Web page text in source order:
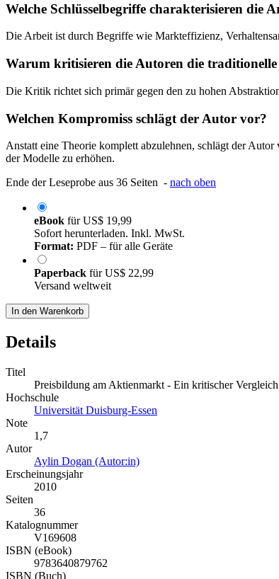
Welche Schlüsselbegriffe charakterisieren die
Die Arbeit ist durch Begriffe wie Markteffizienz,
Warum kritisieren die Autoren die
Die Kritik richtet sich primär gegen den zu hohen
Welchen Kompromiss schlägt der Autor vor?
Anstatt eine Theorie komplett abzulehnen, schlägt der
der Modelle zu erhöhen.
Ende der Leseprobe aus 36 Seiten - nach oben
eBook fürUS$ 19,99
Sofort herunterladen. Inkl. MwSt.
Format: PDF – für alle Geräte
Paperback fürUS$ 22,99
Versand weltweit
In den Warenkorb
Details
Titel
Preisbildung am Aktienmarkt - Ein kritischer
Hochschule
Universität Duisburg-Essen
Note
1,7
Autor
Aylin Dogan (Autor:in)
Erscheinungsjahr
2010
Seiten
36
Katalognummer
V169608
ISBN (eBook)
9783640879762
ISBN (Buch)